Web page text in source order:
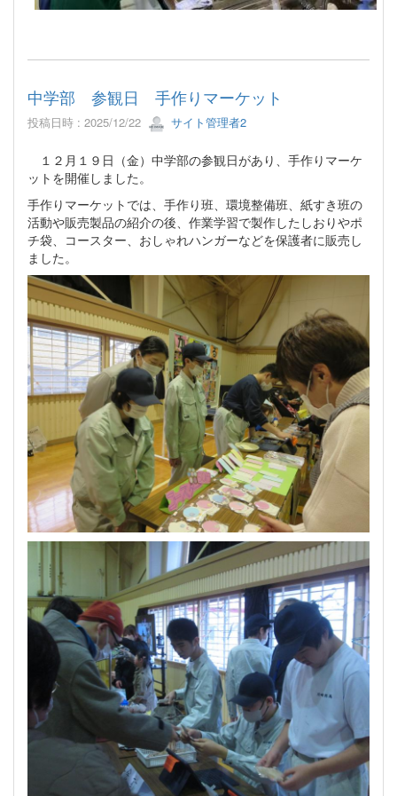
中学部 参観日 手作りマーケット
投稿日時 : 2025/12/22 サイト管理者2
１２月１９日（金）中学部の参観日があり、手作りマーケ
ットを開催しました。
手作りマーケットでは、手作り班、環境整備班、紙すき班の
活動や販売製品の紹介の後、作業学習で製作したしおりやポ
チ袋、コースター、おしゃれハンガーなどを保護者に販売し
ました。